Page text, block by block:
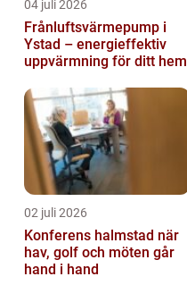
04 juli 2026
Frånluftsvärmepump i
Ystad – energieffektiv
uppvärmning för ditt hem
02 juli 2026
Konferens halmstad när
hav, golf och möten går
hand i hand